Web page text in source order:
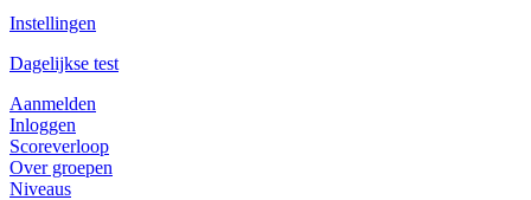
Instellingen
Dagelijkse test
Aanmelden
Inloggen
Scoreverloop
Over groepen
Niveaus